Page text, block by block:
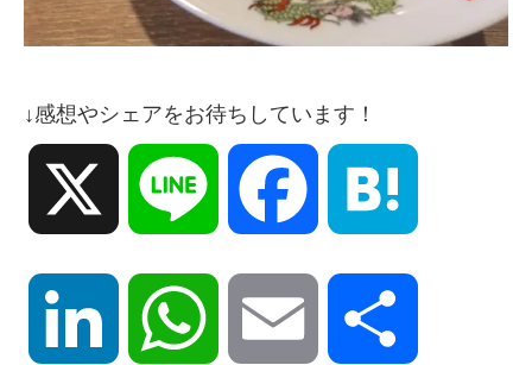
↓感想やシェアをお待ちしています！
Line Facebook
LinkedIn WhatsApp Email